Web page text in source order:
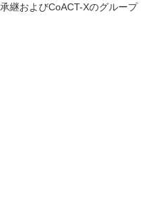
継およびCoACT-Xのグループ